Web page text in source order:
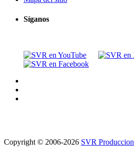
Síganos
Copyright © 2006-2026 SVR